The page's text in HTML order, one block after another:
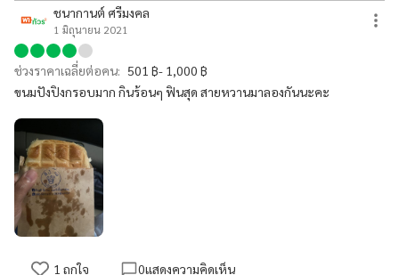
ชนากานต์ ศรีมงคล
1 มิถุนายน 2021
ช่วงราคาเฉลี่ยต่อคน: 501 ฿- 1,000 ฿
ขนมปังปิงกรอบมาก กินร้อนๆ ฟินสุด สายหวานมาลองกันนะคะ
1 ถูกใจ 0แสดงความคิดเห็น